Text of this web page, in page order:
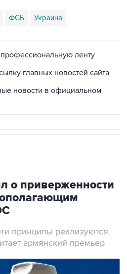
главных новостей сайта
новости в официальном
о приверженности
принципы реализуются